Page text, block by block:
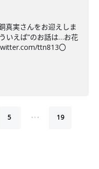
真実さんをお迎えしま
いえば”のお話は…お花
ttn813〇
5 … 19